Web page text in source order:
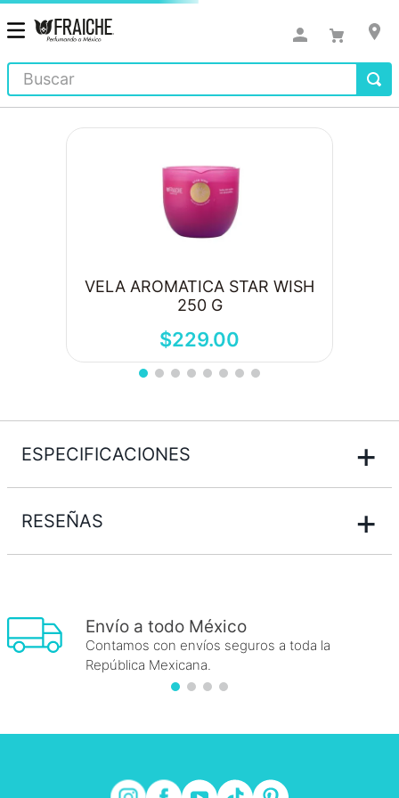
Buscar
VELA AROMATICA STAR WISH
250 G
$229.00
ESPECIFICACIONES +
RESEÑAS +
Envío a todo México
Contamos con envíos seguros a toda la
República Mexicana.